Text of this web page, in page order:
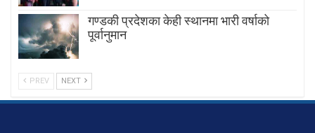
गण्डकी प्रदेशका केही स्थानमा भारी वर्षाको
पूर्वानुमान
PREV NEXT